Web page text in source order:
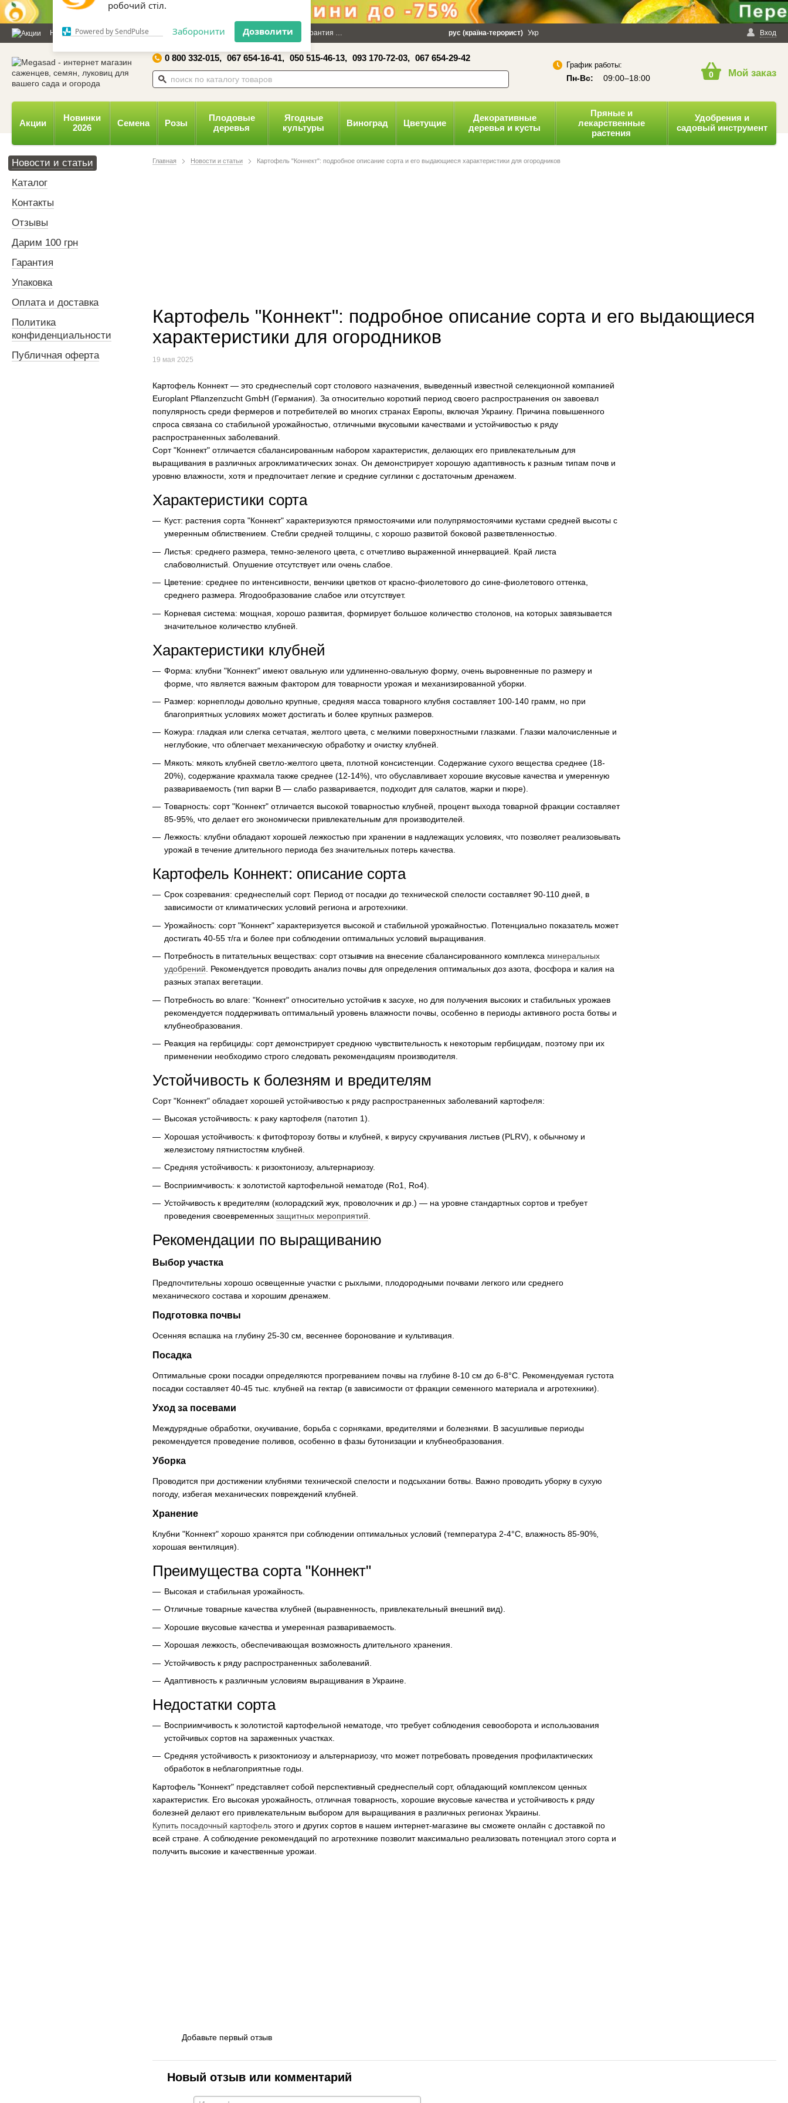
відправляти вам сповіщення на
Powered by SendPulse Заборонити Дозволити
Новости и статьи Каталог Контакты Отзывы Дарим 100 грн Гарантия Оплата и доставка Политика конфиденциальности Вход
рус (країна-терорист) Укр
0 800 332-015, 067 654-16-41, 050 515-46-13, 093 170-72-03, 067 654-29-42
График работы:
Пн-Вс: 09:00–18:00 0 Мой заказ
Акции
Новинки
2026
Семена Розы
Плодовые
деревья
Ягодные
культуры
Виноград Цветущие
Декоративные
деревья и кусты
Пряные и
лекарственные
растения
Удобрения и
садовый инструмент
Главная Новости и статьи Картофель "Коннект": подробное описание сорта и его выдающиеся характеристики для огородников
Картофель "Коннект": подробное описание сорта и его выдающиеся
характеристики для огородников
19 мая 2025
Картофель Коннект — это среднеспелый сорт столового назначения, выведенный известной селекционной компанией
Europlant Pflanzenzucht GmbH (Германия). За относительно короткий период своего распространения он завоевал
популярность среди фермеров и потребителей во многих странах Европы, включая Украину. Причина повышенного
спроса связана со стабильной урожайностью, отличными вкусовыми качествами и устойчивостью к ряду
распространенных заболеваний.
Сорт "Коннект" отличается сбалансированным набором характеристик, делающих его привлекательным для
выращивания в различных агроклиматических зонах. Он демонстрирует хорошую адаптивность к разным типам почв и
уровню влажности, хотя и предпочитает легкие и средние суглинки с достаточным дренажем.
Характеристики сорта
Куст: растения сорта "Коннект" характеризуются прямостоячими или полупрямостоячими кустами средней высоты с
умеренным облиствением. Стебли средней толщины, с хорошо развитой боковой разветвленностью.
Листья: среднего размера, темно-зеленого цвета, с отчетливо выраженной иннервацией. Край листа
слабоволнистый. Опушение отсутствует или очень слабое.
Цветение: среднее по интенсивности, венчики цветков от красно-фиолетового до сине-фиолетового оттенка,
среднего размера. Ягодообразование слабое или отсутствует.
Корневая система: мощная, хорошо развитая, формирует большое количество столонов, на которых завязывается
значительное количество клубней.
Характеристики клубней
Форма: клубни "Коннект" имеют овальную или удлиненно-овальную форму, очень выровненные по размеру и
форме, что является важным фактором для товарности урожая и механизированной уборки.
Размер: корнеплоды довольно крупные, средняя масса товарного клубня составляет 100-140 грамм, но при
благоприятных условиях может достигать и более крупных размеров.
Кожура: гладкая или слегка сетчатая, желтого цвета, с мелкими поверхностными глазками. Глазки малочисленные и
неглубокие, что облегчает механическую обработку и очистку клубней.
Мякоть: мякоть клубней светло-желтого цвета, плотной консистенции. Содержание сухого вещества среднее (18-
20%), содержание крахмала также среднее (12-14%), что обуславливает хорошие вкусовые качества и умеренную
развариваемость (тип варки В — слабо разваривается, подходит для салатов, жарки и пюре).
Товарность: сорт "Коннект" отличается высокой товарностью клубней, процент выхода товарной фракции составляет
85-95%, что делает его экономически привлекательным для производителей.
Лежкость: клубни обладают хорошей лежкостью при хранении в надлежащих условиях, что позволяет реализовывать
урожай в течение длительного периода без значительных потерь качества.
Картофель Коннект: описание сорта
Срок созревания: среднеспелый сорт. Период от посадки до технической спелости составляет 90-110 дней, в
зависимости от климатических условий региона и агротехники.
Урожайность: сорт "Коннект" характеризуется высокой и стабильной урожайностью. Потенциально показатель может
достигать 40-55 т/га и более при соблюдении оптимальных условий выращивания.
Потребность в питательных веществах: сорт отзывчив на внесение сбалансированного комплекса минеральных
удобрений. Рекомендуется проводить анализ почвы для определения оптимальных доз азота, фосфора и калия на
разных этапах вегетации.
Потребность во влаге: "Коннект" относительно устойчив к засухе, но для получения высоких и стабильных урожаев
рекомендуется поддерживать оптимальный уровень влажности почвы, особенно в периоды активного роста ботвы и
клубнеобразования.
Реакция на гербициды: сорт демонстрирует среднюю чувствительность к некоторым гербицидам, поэтому при их
применении необходимо строго следовать рекомендациям производителя.
Устойчивость к болезням и вредителям
Сорт "Коннект" обладает хорошей устойчивостью к ряду распространенных заболеваний картофеля:
Высокая устойчивость: к раку картофеля (патотип 1).
Хорошая устойчивость: к фитофторозу ботвы и клубней, к вирусу скручивания листьев (PLRV), к обычному и
железистому пятнистостям клубней.
Средняя устойчивость: к ризоктониозу, альтернариозу.
Восприимчивость: к золотистой картофельной нематоде (Ro1, Ro4).
Устойчивость к вредителям (колорадский жук, проволочник и др.) — на уровне стандартных сортов и требует
проведения своевременных защитных мероприятий
Рекомендации по выращиванию
Выбор участка
Предпочтительны хорошо освещенные участки с рыхлыми, плодородными почвами легкого или среднего
механического состава и хорошим дренажем.
Подготовка почвы
Осенняя вспашка на глубину 25-30 см, весеннее боронование и культивация.
Посадка
Оптимальные сроки посадки определяются прогреванием почвы на глубине 8-10 см до 6-8°С. Рекомендуемая густота
посадки составляет 40-45 тыс. клубней на гектар (в зависимости от фракции семенного материала и агротехники).
Уход за посевами
Междурядные обработки, окучивание, борьба с сорняками, вредителями и болезнями. В засушливые периоды
рекомендуется проведение поливов, особенно в фазы бутонизации и клубнеобразования.
Уборка
Проводится при достижении клубнями технической спелости и подсыхании ботвы. Важно проводить уборку в сухую
погоду, избегая механических повреждений клубней.
Хранение
Клубни "Коннект" хорошо хранятся при соблюдении оптимальных условий (температура 2-4°С, влажность 85-90%,
хорошая вентиляция).
Преимущества сорта "Коннект"
Высокая и стабильная урожайность.
Отличные товарные качества клубней (выравненность, привлекательный внешний вид).
Хорошие вкусовые качества и умеренная развариваемость.
Хорошая лежкость, обеспечивающая возможность длительного хранения.
Устойчивость к ряду распространенных заболеваний.
Адаптивность к различным условиям выращивания в Украине.
Недостатки сорта
Восприимчивость к золотистой картофельной нематоде, что требует соблюдения севооборота и использования
устойчивых сортов на зараженных участках.
Средняя устойчивость к ризоктониозу и альтернариозу, что может потребовать проведения профилактических
обработок в неблагоприятные годы.
Картофель "Коннект" представляет собой перспективный среднеспелый сорт, обладающий комплексом ценных
характеристик. Его высокая урожайность, отличная товарность, хорошие вкусовые качества и устойчивость к ряду
болезней делают его привлекательным выбором для выращивания в различных регионах Украины.
Купить посадочный картофель этого и других сортов в нашем интернет-магазине вы сможете онлайн с доставкой по
всей стране. А соблюдение рекомендаций по агротехнике позволит максимально реализовать потенциал этого сорта и
получить высокие и качественные урожаи.
Добавьте первый отзыв
Новый отзыв или комментарий
Новости и статьи
Каталог
Контакты
Отзывы
Дарим 100 грн
Гарантия
Упаковка
Оплата и доставка
Политика
конфиденциальности
Публичная оферта